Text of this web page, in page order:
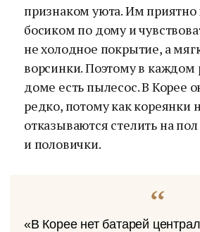
признаком уюта. Им приятно
босиком по дому и
не холодное покрытие, а
ворсинки. Поэтому в каждом
доме есть пылесос. В Корее
редко, потому как кореянки
отказываются стелить на
и половички.
«В Корее нет батарей